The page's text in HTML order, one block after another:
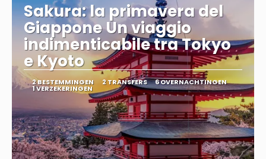
Sakura: la primavera del
Giappone Un viaggio
indimenticabile tra Tokyo
e Kyoto
2 BESTEMMINGEN 2 TRANSFERS 6 OVERNACHTINGEN
1 VERZEKERINGEN